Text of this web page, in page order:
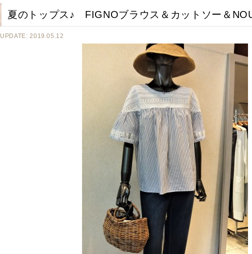
夏のトップス♪ FIGNOブラウス＆カットソー＆
UPDATE: 2019.05.12